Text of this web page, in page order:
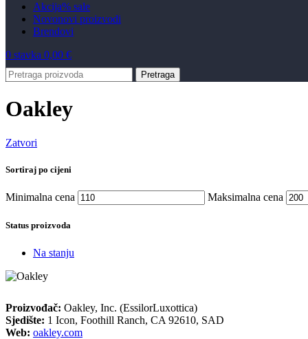
Akcija% sale
Novonovi proizvodi
Brendovi
0 stavka 0,00 €
Pretraga
Oakley
Zatvori
Sortiraj po cijeni
Minimalna cena Maksimalna cena
Status proizvoda
Na stanju
Proizvođač: Oakley, Inc. (EssilorLuxottica)
Sjedište: 1 Icon, Foothill Ranch, CA 92610, SAD
Web: oakley.com